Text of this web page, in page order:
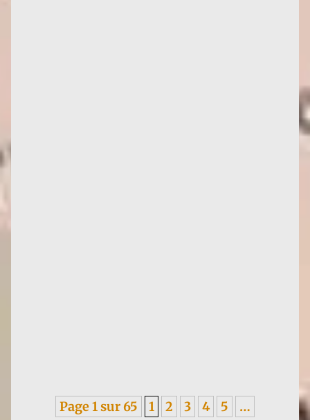
Page 1 sur 65 1 2 3 4 5
…